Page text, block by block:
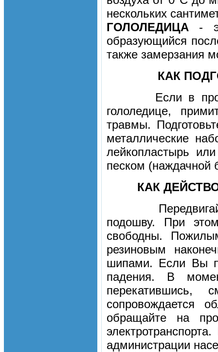
нескольких
ГОЛОЛЕДИЦА -
образующийся
также замерзания
КАК
Если в
гололедице,
травмы.
металлические
лейкопластырь
песком (наждачной
КАК
подошву. При
свободны.
резиновым
шипами. Если Вы
падения. В
перекатившись,
сопровождается
обращайте на
администрации